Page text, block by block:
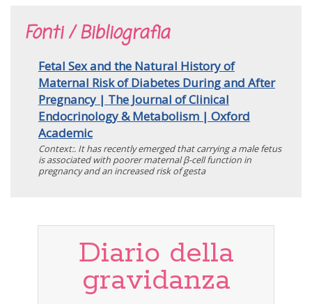
Fonti / Bibliografia
Fetal Sex and the Natural History of
Maternal Risk of Diabetes During and After
Pregnancy | The Journal of Clinical
Endocrinology & Metabolism | Oxford
Academic
Context:. It has recently emerged that carrying a male fetus
is associated with poorer maternal β-cell function in
pregnancy and an increased risk of gesta
Diario della
gravidanza